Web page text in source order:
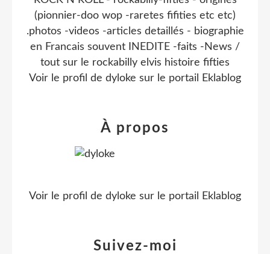
(pionnier-doo wop -raretes fifities etc etc)
.photos -videos -articles detaillés - biographie
en Francais souvent INEDITE -faits -News /
tout sur le rockabilly elvis histoire fifties
Voir le profil de dyloke sur le portail Eklablog
Suivez-moi
À propos
Voir le profil de dyloke sur le portail Eklablog